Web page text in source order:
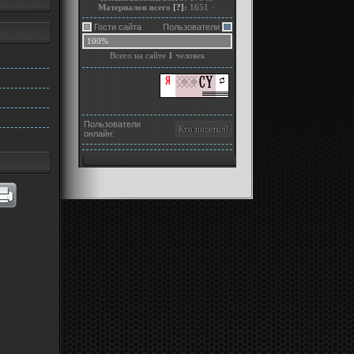
Материалов всего [?]: 1651 +
Гости сайта
Пользователи
100%
Всего на сайте 1 человек
Пользователи
онлайн: